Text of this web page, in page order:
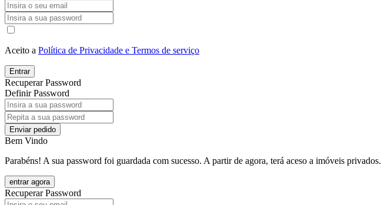
Aceito a Política de Privacidade e Termos de serviço
Entrar
Recuperar Password
Definir Password
Enviar pedido
Bem Vindo
Parabéns! A sua password foi guardada com sucesso. A partir de agora, terá aceso a imóveis privados.
entrar agora
Recuperar Password